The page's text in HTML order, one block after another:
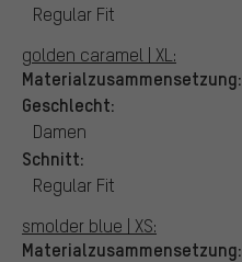
Regular Fit
golden caramel | XL:
Materialzusammensetzung:
Geschlecht:
Damen
Schnitt:
Regular Fit
smolder blue | XS:
Materialzusammensetzung: